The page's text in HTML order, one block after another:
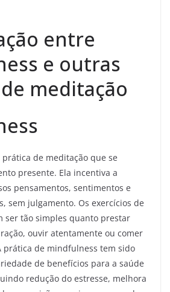
entre
e outras
meditação
de meditação que se
presente. Ela incentiva a
pensamentos, sentimentos e
sem julgamento. Os exercícios de
ser tão simples quanto prestar
ouvir atentamente ou comer
prática de mindfulness tem sido
de benefícios para a saúde
redução do estresse, melhora